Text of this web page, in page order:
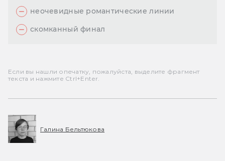
неочевидные романтические линии
скомканный финал
Если вы нашли опечатку, пожалуйста, выделите фрагмент
текста и нажмите Ctrl+Enter.
Галина Бельтюкова